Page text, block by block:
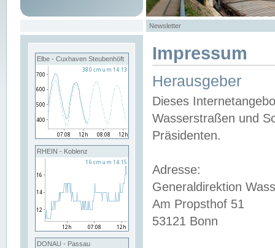
Newsletter
Elbe - Cuxhaven Steubenhöft
RHEIN - Koblenz
DONAU - Passau
Impressum
Herausgeber
Dieses
Wasserstraßen und
Präsidenten.
Adresse:
Generaldirektion
Am Propsthof 51
53121 Bonn